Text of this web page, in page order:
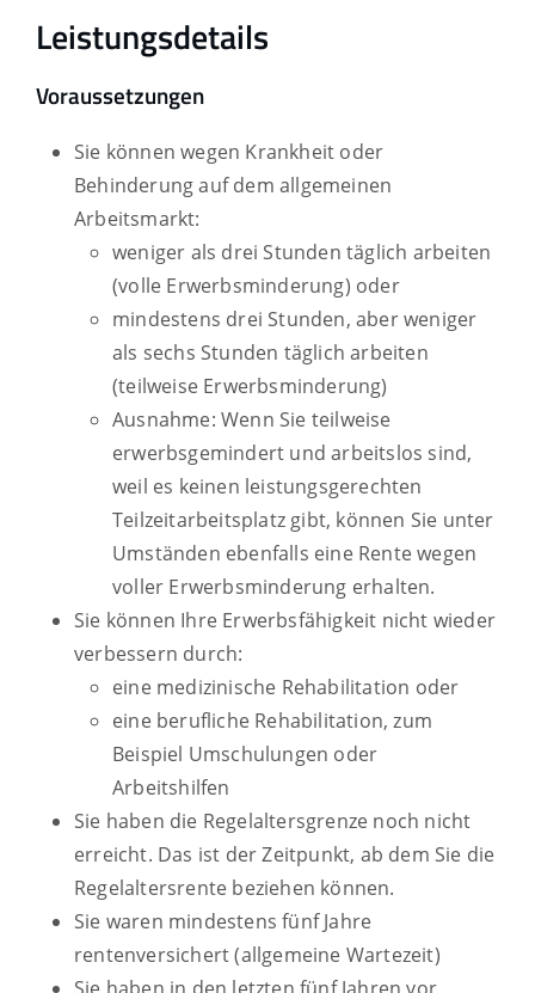
Leistungsdetails
Voraussetzungen
Sie können wegen Krankheit oder
Behinderung auf dem allgemeinen
Arbeitsmarkt:
weniger als drei Stunden täglich arbeiten
(volle Erwerbsminderung) oder
mindestens drei Stunden, aber weniger
als sechs Stunden täglich arbeiten
(teilweise Erwerbsminderung)
Ausnahme: Wenn Sie teilweise
erwerbsgemindert und arbeitslos sind,
weil es keinen leistungsgerechten
Teilzeitarbeitsplatz gibt, können Sie unter
Umständen ebenfalls eine Rente wegen
voller Erwerbsminderung erhalten.
Sie können Ihre Erwerbsfähigkeit nicht wieder
verbessern durch:
eine medizinische Rehabilitation oder
eine berufliche Rehabilitation, zum
Beispiel Umschulungen oder
Arbeitshilfen
Sie haben die Regelaltersgrenze noch nicht
erreicht. Das ist der Zeitpunkt, ab dem Sie die
Regelaltersrente beziehen können.
Sie waren mindestens fünf Jahre
rentenversichert (allgemeine Wartezeit)